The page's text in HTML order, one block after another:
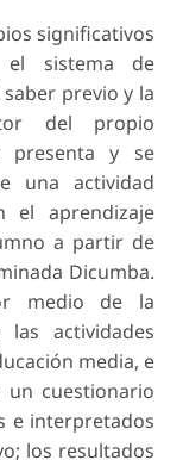
significativos
sistema de
previo y la
del propio
presenta y se
una actividad
el aprendizaje
a partir de
Dicumba.
medio de la
las actividades
media, e
cuestionario
e interpretados
los resultados